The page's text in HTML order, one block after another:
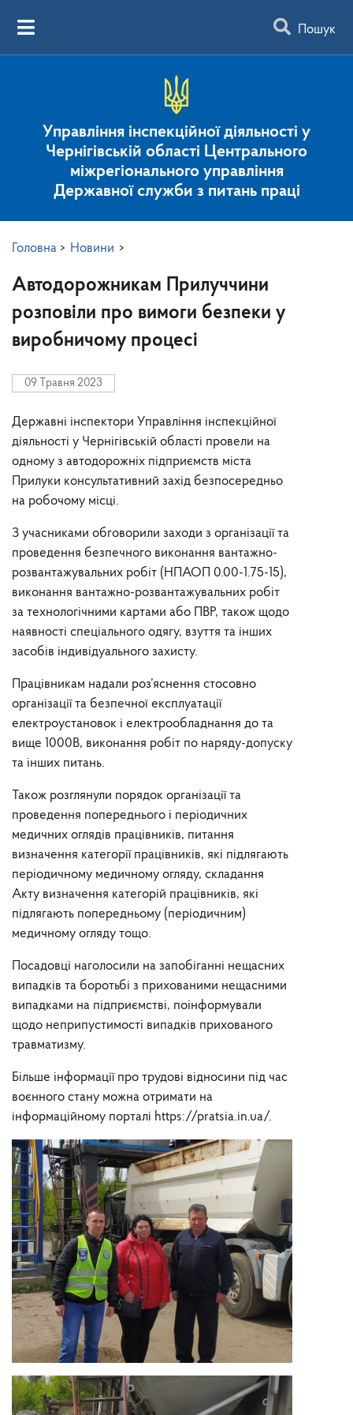
Пошук
Управління інспекційної діяльності у
Чернігівській області Центрального
міжрегіонального управління
Державної служби з питань праці
Головна > Новини >
Автодорожникам Прилуччини
розповіли про вимоги безпеки у
виробничому процесі
09 Травня 2023
Державні інспектори Управління інспекційної
діяльності у Чернігівській області провели на
одному з автодорожніх підприємств міста
Прилуки консультативний захід безпосередньо
на робочому місці.
З учасниками обговорили заходи з організації та
проведення безпечного виконання вантажно-
розвантажувальних робіт (НПАОП 0.00-1.75-15),
виконання вантажно-розвантажувальних робіт
за технологічними картами або ПВР, також щодо
наявності спеціального одягу, взуття та інших
засобів індивідуального захисту.
Працівникам надали роз’яснення стосовно
організації та безпечної експлуатації
електроустановок і електрообладнання до та
вище 1000В, виконання робіт по наряду-допуску
та інших питань.
Також розглянули порядок організації та
проведення попереднього і періодичних
медичних оглядів працівників, питання
визначення категорії працівників, які підлягають
періодичному медичному огляду, складання
Акту визначення категорій працівників, які
підлягають попередньому (періодичним)
медичному огляду тощо.
Посадовці наголосили на запобіганні нещасних
випадків та боротьбі з прихованими нещасними
випадками на підприємстві, поінформували
щодо неприпустимості випадків прихованого
травматизму.
Більше інформації про трудові відносини під час
воєнного стану можна отримати на
інформаційному порталі https://pratsia.in.ua/.